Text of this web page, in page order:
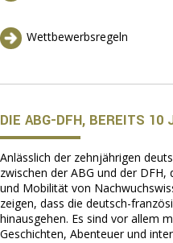
Wettbewerbsregeln
DIE ABG-DFH, BEREITS 10
Anlässlich der zehnjährigen
zwischen der ABG und der
und Mobilität von
zeigen, dass die deutsch-
hinausgehen. Es sind vor allem
Geschichten, Abenteuer und